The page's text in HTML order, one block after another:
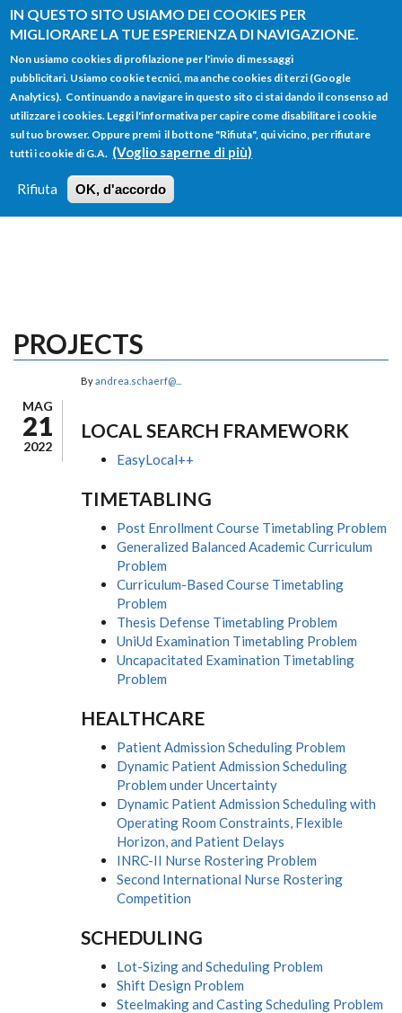
IN QUESTO SITO USIAMO DEI COOKIES PER
MIGLIORARE LA TUE ESPERIENZA DI NAVIGAZIONE.
Non usiamo cookies di profilazione per l'invio di messaggi
pubblicitari. Usiamo cookie tecnici, ma anche cookies di terzi (Google
Analytics). Continuando a navigare in questo sito ci stai dando il consenso ad
utilizzare i cookies. Leggi l'informativa per capire come disabilitare i cookie
sul tuo browser. Oppure premi il bottone "Rifiuta", qui vicino, per rifiutare
tutti i cookie di G.A. (Voglio saperne di più)
Rifiuta OK, d'accordo
Salta al contenuto principale
FORM
DI
RICERCA
Main menu
HOME TUTTI I PROFILI
LOGIN
PROJECTS
MAG
21
2022
Byandrea.schaerf@...
LOCAL SEARCH FRAMEWORK
EasyLocal++
TIMETABLING
Post Enrollment Course Timetabling Problem
Generalized Balanced Academic Curriculum
Problem
Curriculum-Based Course Timetabling
Problem
Thesis Defense Timetabling Problem
UniUd Examination Timetabling Problem
Uncapacitated Examination Timetabling
Problem
HEALTHCARE
Patient Admission Scheduling Problem
Dynamic Patient Admission Scheduling
Problem under Uncertainty
Dynamic Patient Admission Scheduling with
Operating Room Constraints, Flexible
Horizon, and Patient Delays
INRC-II Nurse Rostering Problem
Second International Nurse Rostering
Competition
SCHEDULING
Lot-Sizing and Scheduling Problem
Shift Design Problem
Steelmaking and Casting Scheduling Problem